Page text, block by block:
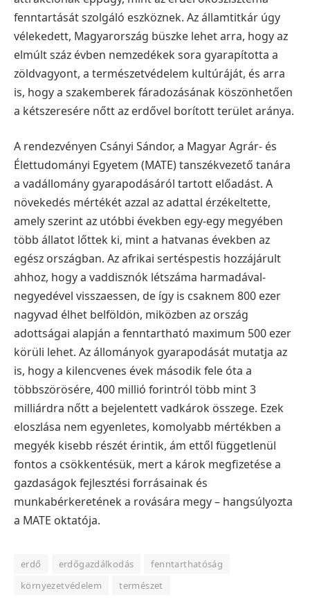
fenntartását szolgáló eszköznek. Az államtitkár úgy
vélekedett, Magyarország büszke lehet arra, hogy az
elmúlt száz évben nemzedékek sora gyarapította a
zöldvagyont, a természetvédelem kultúráját, és arra
is, hogy a szakemberek fáradozásának köszönhetően
a kétszeresére nőtt az erdővel borított terület aránya.
A rendezvényen Csányi Sándor, a Magyar Agrár- és
Élettudományi Egyetem (MATE) tanszékvezető tanára
a vadállomány gyarapodásáról tartott előadást. A
növekedés mértékét azzal az adattal érzékeltette,
amely szerint az utóbbi években egy-egy megyében
több állatot lőttek ki, mint a hatvanas években az
egész országban. Az afrikai sertéspestis hozzájárult
ahhoz, hogy a vaddisznók létszáma harmadával-
negyedével visszaessen, de így is csaknem 800 ezer
nagyvad élhet belföldön, miközben az ország
adottságai alapján a fenntartható maximum 500 ezer
körüli lehet. Az állományok gyarapodását mutatja az
is, hogy a kilencvenes évek második fele óta a
többszörösére, 400 millió forintról több mint 3
milliárdra nőtt a bejelentett vadkárok összege. Ezek
eloszlása nem egyenletes, komolyabb mértékben a
megyék kisebb részét érintik, ám ettől függetlenül
fontos a csökkentésük, mert a károk megfizetése a
gazdaságok fejlesztési forrásainak és
munkabérkeretének a rovására megy – hangsúlyozta
a MATE oktatója.
erdő erdőgazdálkodás
fenntarthatóság
környezetvédelem
természet